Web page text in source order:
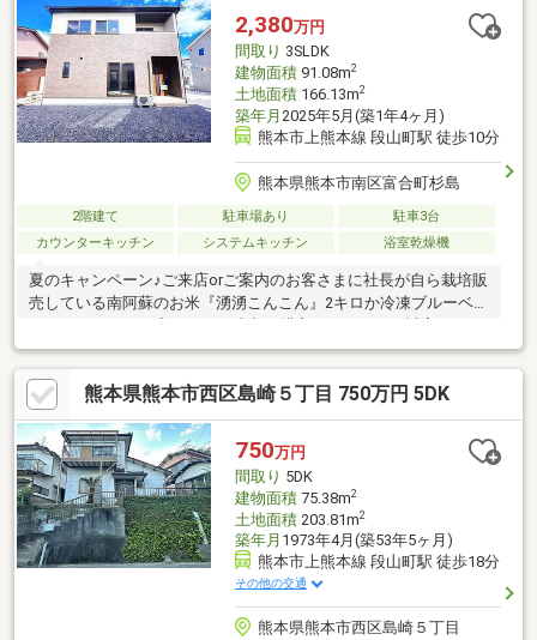
分）の立地で、散歩や気分転換にも利用しやすい環境です。
2,380万円
間取り 3SLDK
建物面積91.08m2
土地面積166.13m2
築年月 2025年5月(築1年4ヶ月)
熊本市上熊本線 段山町駅 徒歩10分
熊本県熊本市南区富合町杉島
2階建て 駐車場あり
駐車3台
カウンターキッチン
システムキッチン 浴室乾燥機
夏のキャンペーン♪ご来店orご案内のお客さまに社長が自ら栽培販
売している南阿蘇のお米『湧湧こんこん』2キロか冷凍ブルーベリ
ー500ｇどちらかプレゼント♪売却も購入もクリーンに誠実に。
熊本県熊本市西区島崎５丁目 750万円 5DK
750万円
間取り 5DK
建物面積75.38m2
土地面積203.81m2
築年月 1973年4月(築53年5ヶ月)
熊本市上熊本線 段山町駅 徒歩18分
その他の交通
熊本県熊本市西区島崎５丁目